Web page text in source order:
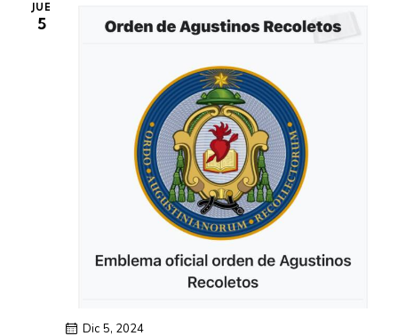
JUE
5
Dic 5, 2024